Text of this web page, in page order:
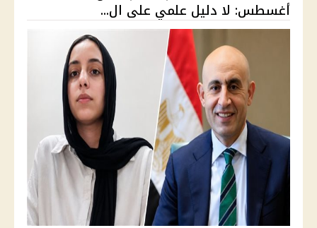
أغسطس: لا دليل علمي على ال...